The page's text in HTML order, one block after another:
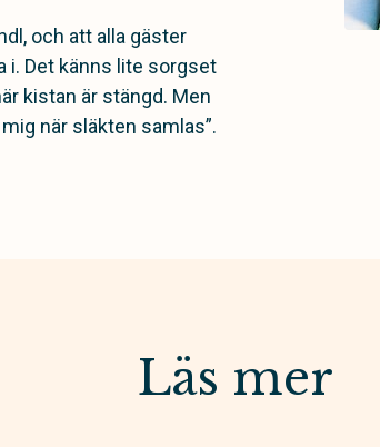
och att alla gäster
i. Det känns lite sorgset
kistan är stängd. Men
när släkten samlas”.
Läs mer